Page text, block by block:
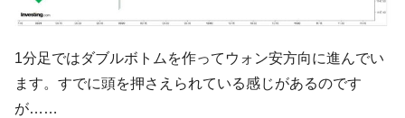
『Money1』
JPモルガン「韓国レバレッジETFの清算は
『Money1』
韓国『国民年金公団』株価暴落で200兆蒸
発。
1分足ではダブルボトムを作ってウォン安方向に進んでい
ます。すでに頭を押さえられている感じがあるのです
が……